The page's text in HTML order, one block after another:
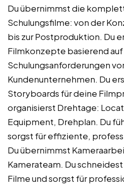
Du übernimmst die
Schulungsfilme: von der
bis zur Postproduktion. Du
Filmkonzepte basierend auf
Schulungsanforderungen
Kundenunternehmen. Du
Storyboards für deine
organisierst Drehtage:
Equipment, Drehplan. Du
sorgst für effiziente,
Du übernimmst
Kamerateam. Du
Filme und sorgst für